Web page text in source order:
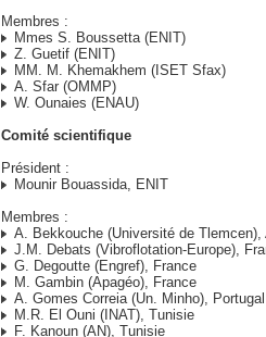
Membres :
Mmes S. Boussetta (ENIT)
Z. Guetif (ENIT)
MM. M. Khemakhem (ISET Sfax)
A. Sfar (OMMP)
W. Ounaies (ENAU)
Comité scientifique
Président :
Mounir Bouassida, ENIT
Membres :
A. Bekkouche (Université de Tlemcen),
J.M. Debats (Vibroflotation-Europe),
G. Degoutte (Engref), France
M. Gambin (Apagéo), France
A. Gomes Correia (Un. Minho), Portugal
M.R. El Ouni (INAT), Tunisie
F. Kanoun (AN), Tunisie